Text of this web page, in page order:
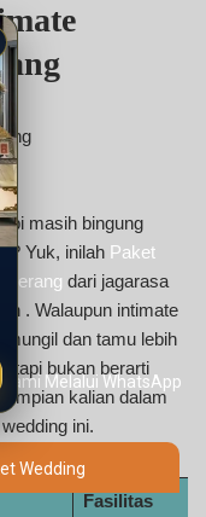
masih bingung
Yuk, inilah Paket
dari jagarasa
. Walaupun intimate
mungil dan tamu lebih
tapi bukan berarti
impian kalian dalam
ini.
Fasilitas
Wedding